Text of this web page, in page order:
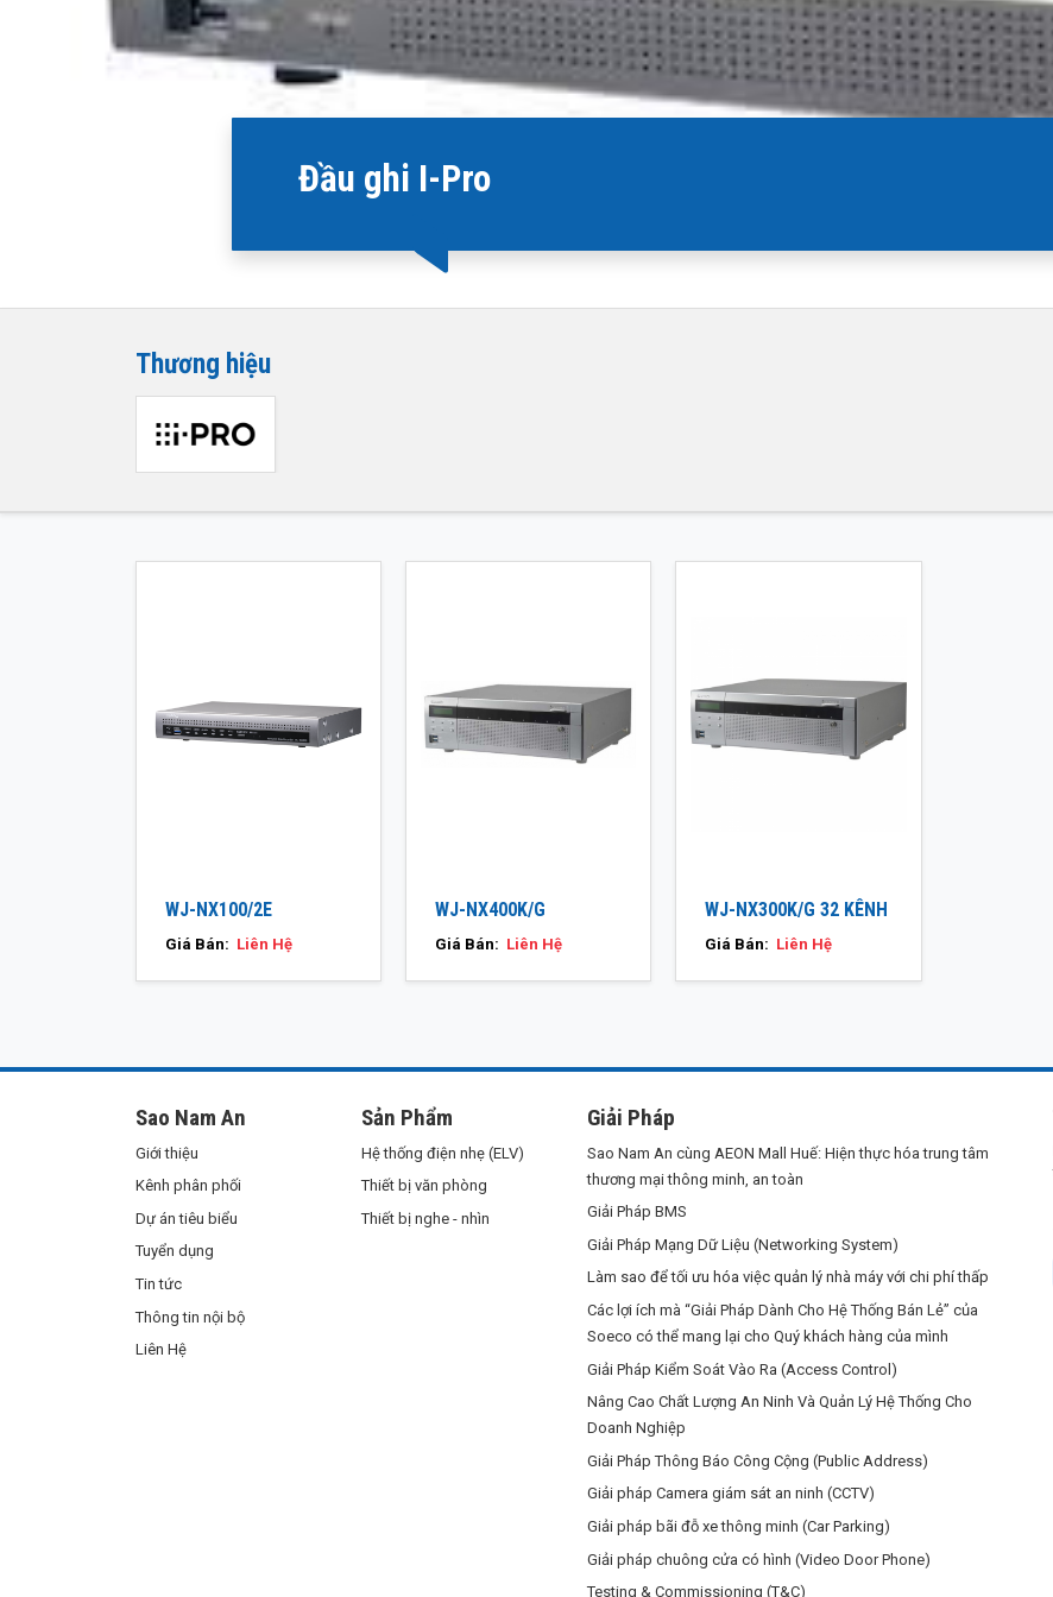
Đầu ghi I-Pro
Thương hiệu
WJ-NX100/2E
Giá Bán: Liên Hệ
WJ-NX400K/G
Giá Bán: Liên Hệ
WJ-NX300K/G 32 KÊNH
Giá Bán: Liên Hệ
Sao Nam An
Giới thiệu
Kênh phân phối
Dự án tiêu biểu
Tuyển dụng
Tin tức
Thông tin nội bộ
Liên Hệ
Sản Phẩm
Hệ thống điện nhẹ (ELV)
Thiết bị văn phòng
Thiết bị nghe - nhìn
Giải Pháp
Sao Nam An cùng AEON Mall Huế: Hiện thực hóa trung tâm
thương mại thông minh, an toàn
Giải Pháp BMS
Giải Pháp Mạng Dữ Liệu (Networking System)
Làm sao để tối ưu hóa việc quản lý nhà máy với chi phí thấp
Các lợi ích mà “Giải Pháp Dành Cho Hệ Thống Bán Lẻ” của
Soeco có thể mang lại cho Quý khách hàng của mình
Giải Pháp Kiểm Soát Vào Ra (Access Control)
Nâng Cao Chất Lượng An Ninh Và Quản Lý Hệ Thống Cho
Doanh Nghiệp
Giải Pháp Thông Báo Công Cộng (Public Address)
Giải pháp Camera giám sát an ninh (CCTV)
Giải pháp bãi đỗ xe thông minh (Car Parking)
Giải pháp chuông cửa có hình (Video Door Phone)
Testing & Commissioning (T&C)